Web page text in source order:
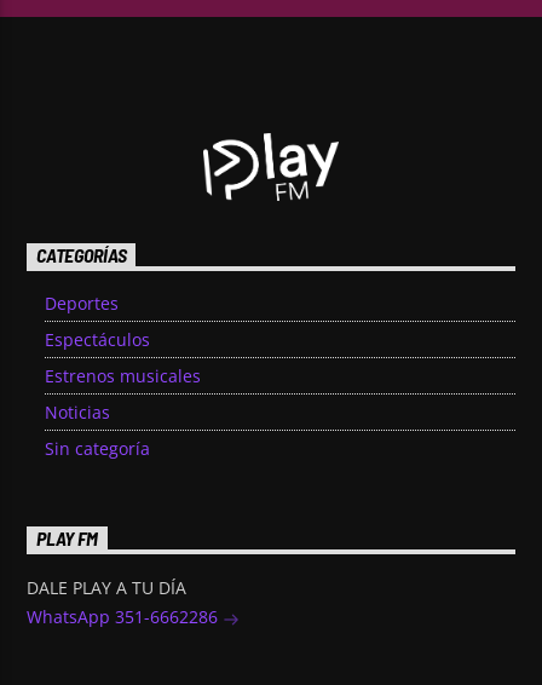
CATEGORÍAS
Deportes
Espectáculos
Estrenos musicales
Noticias
Sin categoría
PLAY FM
DALE PLAY A TU DÍA
WhatsApp 351-6662286